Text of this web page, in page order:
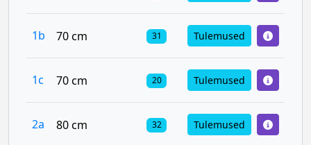
1b 70 cm 31 Tulemused
1c 70 cm 20 Tulemused
2a 80 cm 32 Tulemused